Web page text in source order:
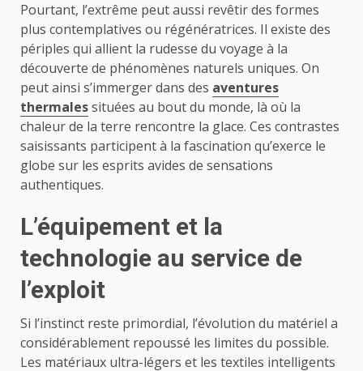
Pourtant, l’extrême peut aussi revêtir des formes
plus contemplatives ou régénératrices. Il existe des
périples qui allient la rudesse du voyage à la
découverte de phénomènes naturels uniques. On
peut ainsi s’immerger dans des aventures
thermalessituées au bout du monde, là où la
chaleur de la terre rencontre la glace. Ces contrastes
saisissants participent à la fascination qu’exerce le
globe sur les esprits avides de sensations
authentiques.
L’équipement et la
technologie au service de
l’exploit
Si l’instinct reste primordial, l’évolution du matériel a
considérablement repoussé les limites du possible.
Les matériaux ultra-légers et les textiles intelligents